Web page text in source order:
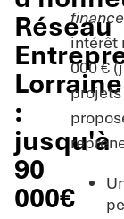
Réseau
Lorraine
:
jusqu'à
90
000€
intérêt
000 €